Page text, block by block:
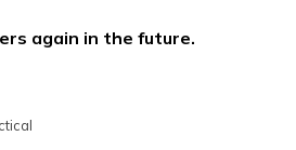
again in the future.